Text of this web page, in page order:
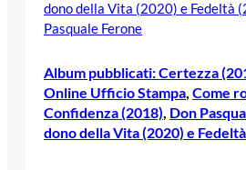
dono della Vita (2020) e Fedeltà
Pasquale Ferone
Album pubblicati: Certezza
Online Ufficio Stampa, Come
Confidenza (2018), Don
dono della Vita (2020) e